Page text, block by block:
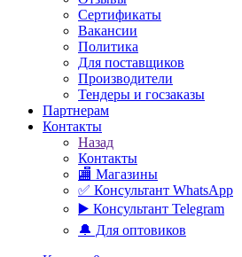
Сертификаты
Вакансии
Политика
Для поставщиков
Производители
Тендеры и госзаказы
Партнерам
Контакты
Назад
Контакты
🏬 Магазины
✅️ Консультант WhatsApp
▶️ Консультант Telegram
🔔 Для оптовиков